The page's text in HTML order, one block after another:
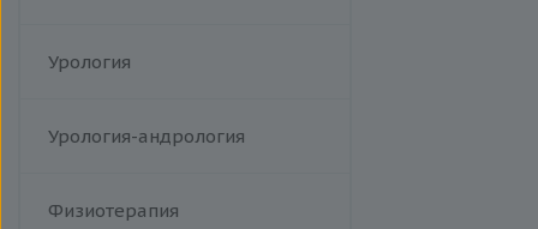
Урология
Урология-андрология
Физиотерапия